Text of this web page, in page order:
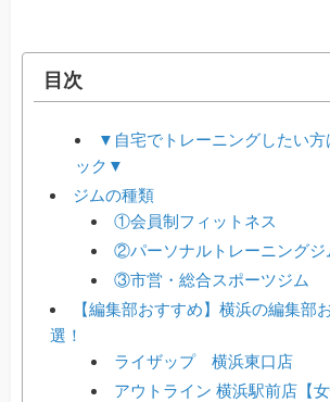
目次
▼自宅でトレーニングしたい方
ック▼
ジムの種類
①会員制フィットネス
②パーソナルトレーニングジ
③市営・総合スポーツジム
【編集部おすすめ】横浜の編集部
選！
ライザップ 横浜東口店
アウトライン 横浜駅前店【女